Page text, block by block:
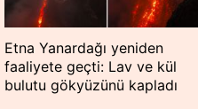
Etna Yanardağı yeniden
faaliyete geçti: Lav ve kül
bulutu gökyüzünü kapladı